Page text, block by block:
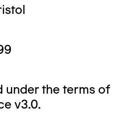
the terms of
v3.0.